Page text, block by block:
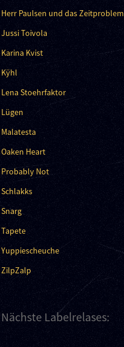
Herr Paulsen und das Zeitproblem
Jussi Toivola
Karina Kvist
Kÿhl
Lena Stoehrfaktor
Lügen
Malatesta
Oaken Heart
Probably Not
Schlakks
Snarg
Tapete
Yuppiescheuche
ZilpZalp
Nächste Labelrelases: